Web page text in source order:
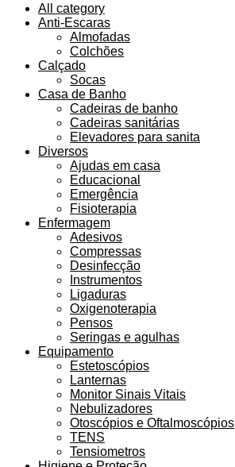
All category
Anti-Escaras
Almofadas
Colchões
Calçado
Socas
Casa de Banho
Cadeiras de banho
Cadeiras sanitárias
Elevadores para sanita
Diversos
Ajudas em casa
Educacional
Emergência
Fisioterapia
Enfermagem
Adesivos
Compressas
Desinfecção
Instrumentos
Ligaduras
Oxigenoterapia
Pensos
Seringas e agulhas
Equipamento
Estetoscópios
Lanternas
Monitor Sinais Vitais
Nebulizadores
Otoscópios e Oftalmoscópios
TENS
Tensiometros